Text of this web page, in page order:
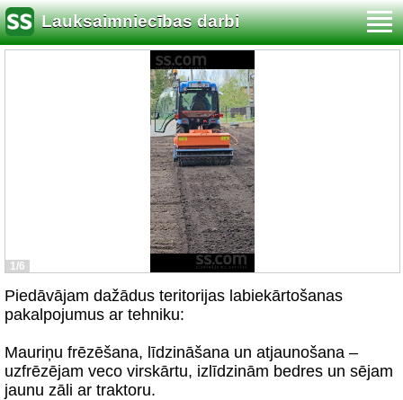
Lauksaimniecības darbi
1/6
Piedāvājam dažādus teritorijas labiekārtošanas
pakalpojumus ar tehniku:
Mauriņu frēzēšana, līdzināšana un atjaunošana –
uzfrēzējam veco virskārtu, izlīdzinām bedres un sējam
jaunu zāli ar traktoru.